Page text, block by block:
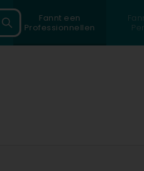
Fannt een
Professionnellen